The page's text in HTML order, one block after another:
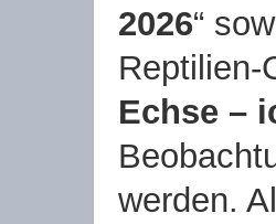
2026“
Reptilien-
Echse –
werden.